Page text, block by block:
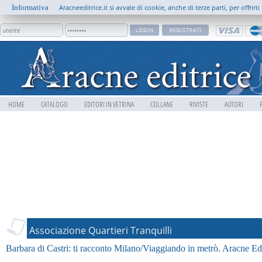
HOME CATALOGO EDITORI IN VETRINA COLLANE RIVISTE AUTORI
Associazione Quartieri Tranquilli
Barbara di Castri: ti racconto Milano/Viaggiando in metrò. Aracne
Informativa Aracneeditrice.it si avvale di cookie, anche di terze parti, per